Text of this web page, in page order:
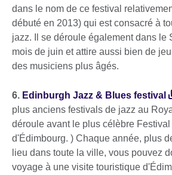
dans le nom de ce festival
débuté en 2013) qui est consacré à
jazz. Il se déroule également dans le
mois de juin et attire aussi bien de
des musiciens plus âgés.
6. Edinburgh Jazz & Blues festival
plus anciens festivals de jazz au
déroule avant le plus célèbre Festival
d'Édimbourg. ) Chaque année, plus
lieu dans toute la ville, vous pouvez
voyage à une visite touristique